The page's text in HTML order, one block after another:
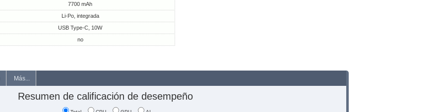
7700 mAh
Li-Po, integrada
USB Type-C, 10W
no
Más...
Resumen de calificación de desempeño